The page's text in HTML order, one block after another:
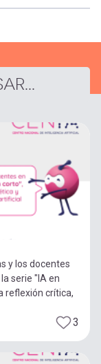
y los docentes
serie "IA en
reflexión crítica,
3